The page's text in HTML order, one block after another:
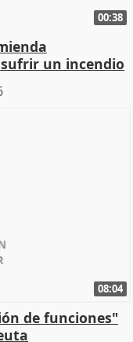
00:38
un incendio
08:04
de funciones"